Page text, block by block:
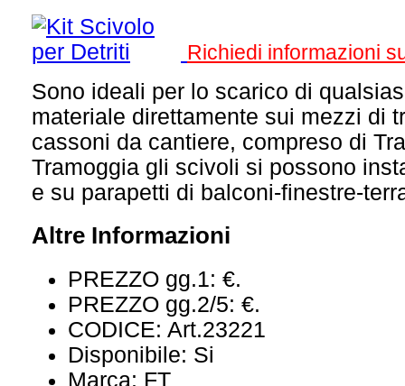
Richiedi informazioni
Sono ideali per lo scarico di
materiale direttamente sui mezzi di
cassoni da cantiere, compreso di
Tramoggia gli scivoli si possono
e su parapetti di balconi-finestre-
Altre Informazioni
PREZZO gg.1: €.
PREZZO gg.2/5: €.
CODICE: Art.23221
Disponibile: Si
Marca: FT